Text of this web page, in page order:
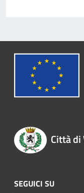
Città
SEGUICI SU